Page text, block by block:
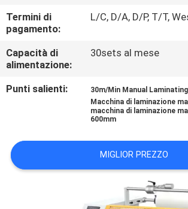
CONTATTICI
RICHIEDA
UNA
MAPPA
DEL
Termini di
pagamento:
L/C, D/A, D/P, T/T,
Capacità di
alimentazione:
30sets al mese
Punti salienti: 30m/Min Manual
Macchina di laminazione
macchina di laminazione
600mm
MIGLIOR PREZZO